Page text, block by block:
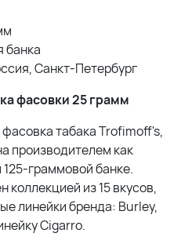
банка
Санкт-Петербург
фасовки 25 грамм
фасовка табака Trofimoff's,
производителем как
граммовой банке.
из 15 вкусов,
линейки бренда: Burley,
Cigarro.